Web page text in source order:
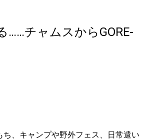
……チャムスからGORE-
、キャンプや野外フェス、日常遣い